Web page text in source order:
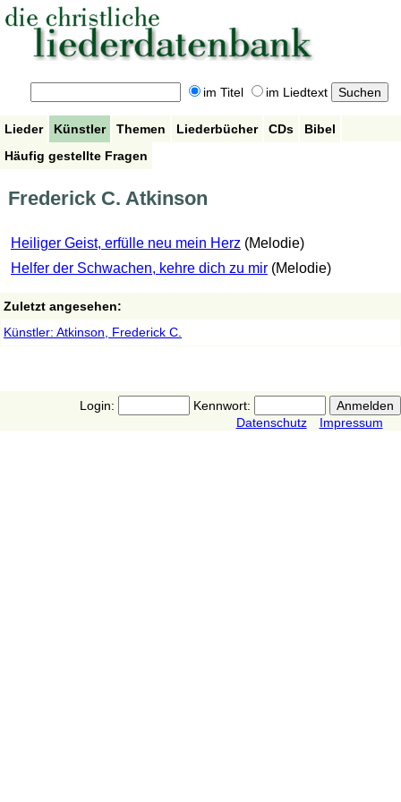
im Titel im Liedtext
Lieder Künstler Themen Liederbücher CDs
Bibel
Häufig gestellte Fragen
Frederick C. Atkinson
Heiliger Geist, erfülle neu mein Herz (Melodie)
Helfer der Schwachen, kehre dich zu mir (Melodie)
Zuletzt angesehen:
Künstler: Atkinson, Frederick C.
Login:
Kennwort:
Datenschutz
Impressum